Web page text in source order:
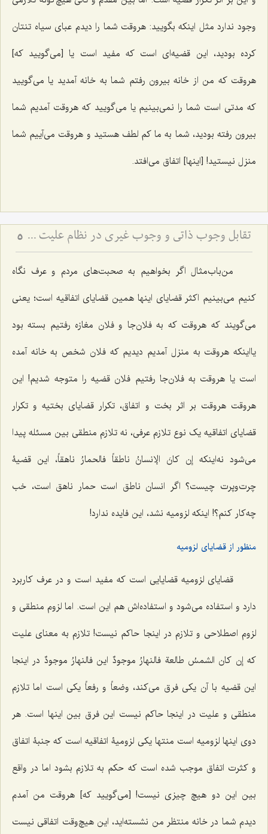
وجود ندارد مثل اینکه بگویید: هروقت شما را دیدم عبای سیاه تنتان
کرده بودید، این قضیه‌ای است که مفید است یا [می‌گویید که]
هروقت که من از خانه بیرون رفتم شما به خانه آمدید یا می‌گویید
که مدتی است شما را نمی‌بینیم یا می‌گویید که هروقت آمدیم شما
بیرون رفته بودید، شما به ما کم لطف هستید و هروقت می‌آییم شما
منزل نیستید! [اینها] اتفاق می‌افتد.
تقابل وجوب ذاتی و وجوب غیری در نظام علیت - تحلیل تلازم‌های منطقی و قضایای شرطیه در فلسفه 5
من‌باب‌مثال اگر بخواهیم به صحبت‌های مردم و عرف نگاه
کنیم می‌بینیم اکثر قضایای اینها همین قضایای اتفاقیه است؛ یعنی
می‌گویند که هروقت که به فلان‌جا و فلان مغازه رفتیم بسته بود
یااینکه هروقت به منزل آمدیم دیدیم که فلان شخص به خانه آمده
است یا هروقت به فلان‌جا رفتیم فلان قضیه را متوجه شدیم! این
هروقت هروقت بر اثر بخت و اتفاق، تکرار قضایای بختیه و تکرار
قضایای اتفاقیه یک نوع تلازم عرفی، نه تلازم منطقی بین مسئله پیدا
می‌شود نه‌اینکه إن کانَ الإنسانُ ناطقاً فالحمارُ ناهقاً، این قضیۀ
چرت‌وپرت چیست؟ اگر انسان ناطق است حمار ناهق است، خب
چه‌کار کنم؟! اینکه لزومیه نشد، این فایده ندارد!
منظور از قضایای لزومیه
قضایای لزومیه قضایایی است که مفید است و در عرف کاربرد
دارد و استفاده می‌شود و استفاده‌اش هم این است. اما لزوم منطقی و
لزوم اصطلاحی و تلازم در اینجا حاکم نیست! تلازم به معنای علیت
کهإن کان الشمسُ طالعة فالنهارُ موجودٌ این فالنهارُ موجودٌ در اینجا
این قضیه با آن یکی فرق می‌کند، وضعاً و رفعاً یکی است اما تلازم
منطقی و علیت در اینجا حاکم نیست این فرق بین اینها است. هر
دوی اینها لزومیه است منتها یکی لزومیۀ اتفاقیه است که جنبۀ اتفاق
و کثرت اتفاق موجب شده است که حکم به تلازم بشود اما در واقع
بین این دو هیچ چیزی نیست! [می‌گویید که] هروقت من آمدم
دیدم شما در خانه منتظر من نشسته‌اید، این هیچ‌وقت اتفاقی نیست